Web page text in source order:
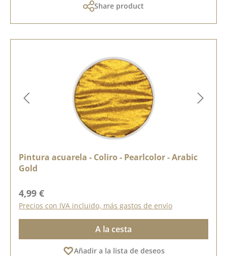
Share product
Pintura acuarela - Coliro - Pearlcolor - Arabic
Gold
Precio normal:
4,99 €
Precios con IVA incluido, más gastos de envío
A la cesta
Añadir a la lista de deseos